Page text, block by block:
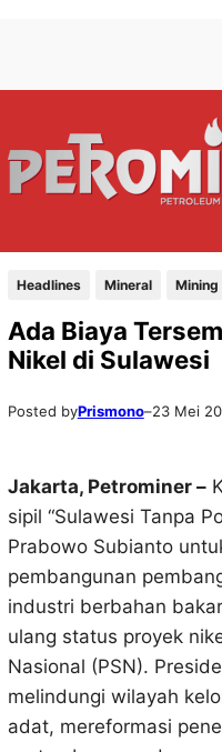
konten
content
Headlines Mineral Mining
Ada Biaya
Nikel di Sulawesi
Posted byPrismono–23 Mei
Jakarta, Petrominer –
sipil “Sulawesi Tanpa
Prabowo Subianto
pembangunan
industri berbahan
ulang status proyek
Nasional (PSN).
melindungi wilayah
adat, mereformasi